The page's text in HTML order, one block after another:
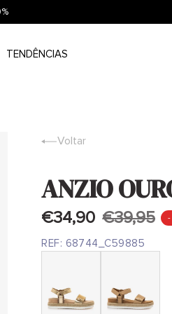
TENDÊNCIAS
Voltar
ANZIO
€34,90 €39,95 -
REF: 68744_C59885